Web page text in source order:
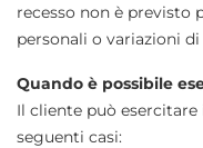
recesso non è previsto
personali o variazioni
Quando è possibile
Il cliente può
seguenti casi: